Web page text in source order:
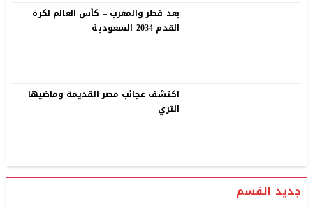
بعد قطر والمغرب – كأس العالم لكرة
القدم 2034 السعودية
اكتشف عجائب مصر القديمة وماضيها
الثري
جديد القسم